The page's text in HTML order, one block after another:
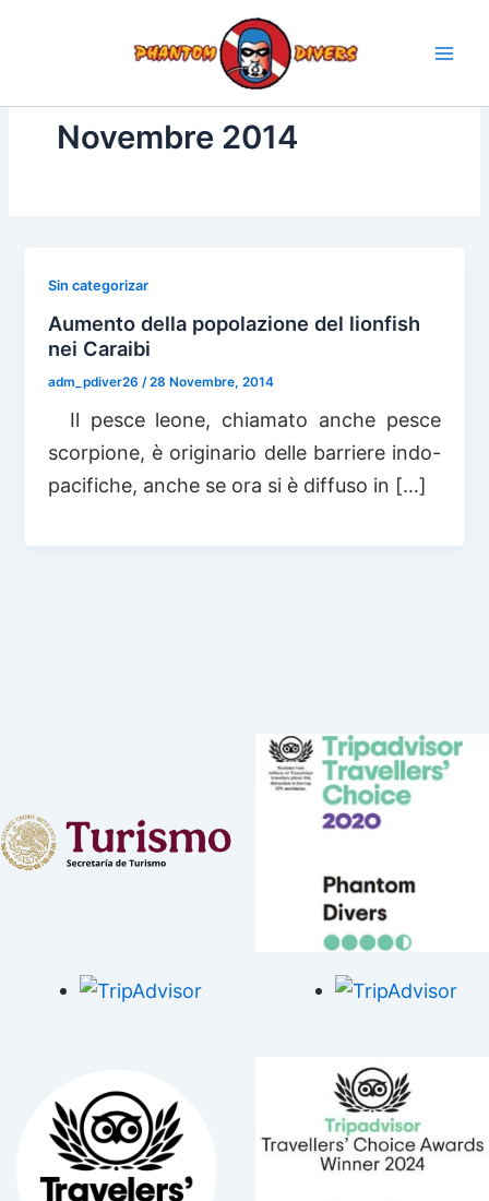
Novembre 2014
Sin categorizar
Aumento della popolazione del lionfish
nei Caraibi
adm_pdiver26 /28 Novembre, 2014
Il pesce leone, chiamato anche pesce
scorpione, è originario delle barriere indo-
pacifiche, anche se ora si è diffuso in […]